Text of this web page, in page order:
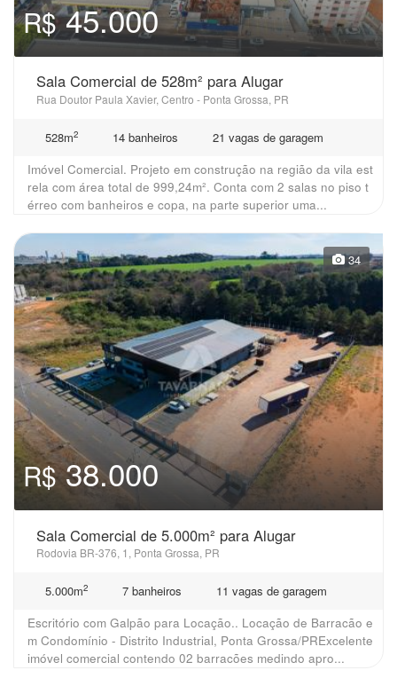
R$45.000
Sala Comercial de 528m² para Alugar
Rua Doutor Paula Xavier, Centro - Ponta Grossa, PR
528m2 14 banheiros
21 vagas de garagem
Imóvel Comercial. Projeto em construção na região da vila est
rela com área total de 999,24m². Conta com 2 salas no piso t
érreo com banheiros e copa, na parte superior uma...
34
R$38.000
Sala Comercial de 5.000m² para Alugar
Rodovia BR-376, 1, Ponta Grossa, PR
5.000m2 7 banheiros
11 vagas de garagem
Escritório com Galpão para Locação.. Locação de Barracão e
m Condomínio - Distrito Industrial, Ponta Grossa/PRExcelente
imóvel comercial contendo 02 barracões medindo apro...